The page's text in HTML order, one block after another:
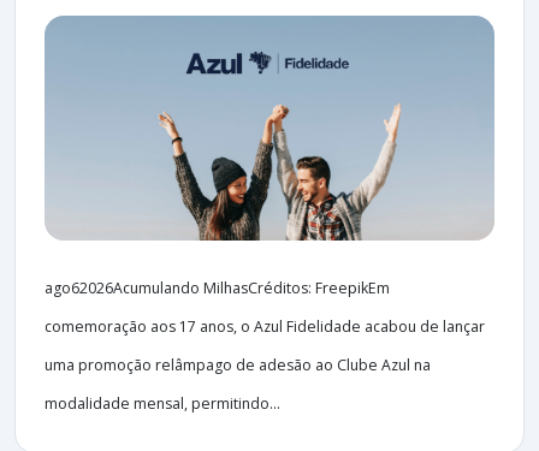
ago62026Acumulando MilhasCréditos: FreepikEm
comemoração aos 17 anos, o Azul Fidelidade acabou de lançar
uma promoção relâmpago de adesão ao Clube Azul na
modalidade mensal, permitindo...